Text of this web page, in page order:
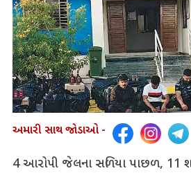
અમારી સાથ જોડાઓ -
4 આરોપી જેલના સળિયા પાછળ,